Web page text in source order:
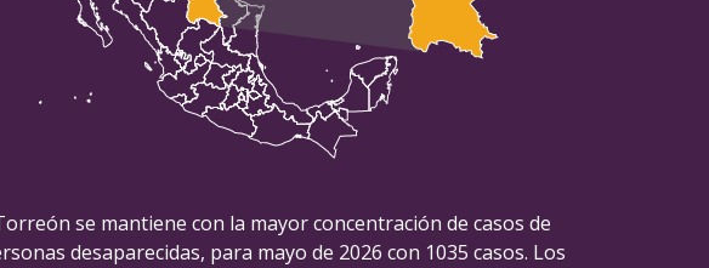
se mantiene con la mayor concentración de casos de
desaparecidas, para mayo de 2026 con 1035 casos. Los